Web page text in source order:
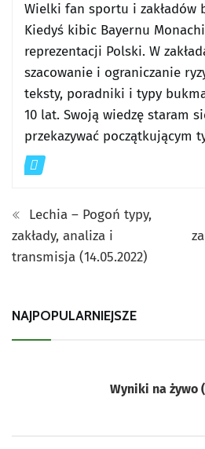
Wielki fan sportu i zakładów
Kiedyś kibic Bayernu
reprezentacji Polski. W
szacowanie i ograniczanie
teksty, poradniki i typy
10 lat. Swoją wiedzę staram
przekazywać początkującym
Lechia – Pogoń typy,
zakłady, analiza i
transmisja (14.05.2022)
NAJPOPULARNIEJSZE
Wyniki na żywo